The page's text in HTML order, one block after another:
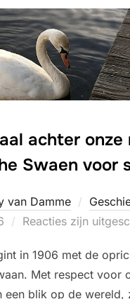
achter onze
Swaen voor
van Damme
Reacties zijn
in 1906 met de
Met respect voor
een blik op de wereld,